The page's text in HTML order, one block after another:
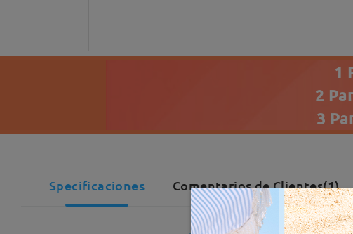
1
2
3
Specificaciones Comentarios de Clientes(1)